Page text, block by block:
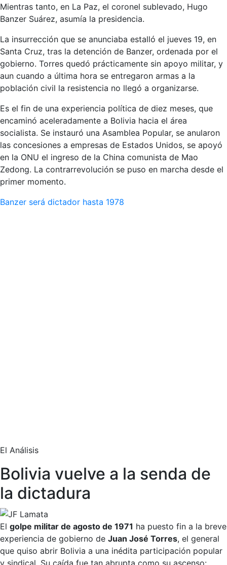
Mientras tanto, en La Paz, el coronel sublevado, Hugo
Banzer Suárez, asumía la presidencia.
La insurrección que se anunciaba estalló el jueves 19, en
Santa Cruz, tras la detención de Banzer, ordenada por el
gobierno. Torres quedó prácticamente sin apoyo militar, y
aun cuando a última hora se entregaron armas a la
población civil la resistencia no llegó a organizarse.
Es el fin de una experiencia política de diez meses, que
encaminó aceleradamente a Bolivia hacia el área
socialista. Se instauró una Asamblea Popular, se anularon
las concesiones a empresas de Estados Unidos, se apoyó
en la ONU el ingreso de la China comunista de Mao
Zedong. La contrarrevolución se puso en marcha desde el
primer momento.
Banzer será dictador hasta 1978
El Análisis
Bolivia vuelve a la senda de
la dictadura
El golpe militar de agosto de 1971 ha puesto fin a la breve
experiencia de gobierno de Juan José Torres, el general
que quiso abrir Bolivia a una inédita participación popular
y sindical. Su caída fue tan abrupta como su ascenso: